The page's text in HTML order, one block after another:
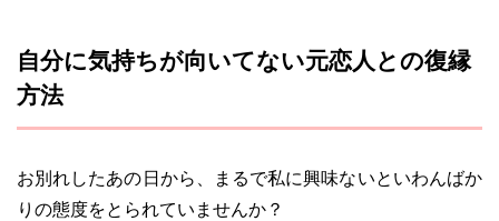
自分に気持ちが向いてない元恋人との復縁
方法
お別れしたあの日から、まるで私に興味ないといわんばか
りの態度をとられていませんか？